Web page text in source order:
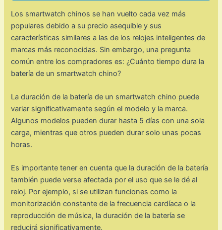
Los smartwatch chinos se han vuelto cada vez más
populares debido a su precio asequible y sus
características similares a las de los relojes inteligentes de
marcas más reconocidas. Sin embargo, una pregunta
común entre los compradores es: ¿Cuánto tiempo dura la
batería de un smartwatch chino?
La duración de la batería de un smartwatch chino puede
variar significativamente según el modelo y la marca.
Algunos modelos pueden durar hasta 5 días con una sola
carga, mientras que otros pueden durar solo unas pocas
horas.
Es importante tener en cuenta que la duración de la batería
también puede verse afectada por el uso que se le dé al
reloj. Por ejemplo, si se utilizan funciones como la
monitorización constante de la frecuencia cardíaca o la
reproducción de música, la duración de la batería se
reducirá significativamente.